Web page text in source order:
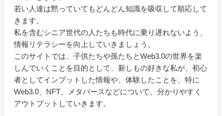
若い人達は黙っていてもどんどん知識を吸収して順応して
きます。
私を含むシニア世代の人たちも時代に乗り遅れないよう、
情報リテラシーを向上していきましょう。
このサイトでは、子供たちや孫たちとWeb3.0の世界を楽
しんでいくことを目的として、新しもの好きな私が、初心
者としてインプットした情報や、体験したことを、特に
Web3.0、NFT、メタバースなどについて、分かりやすく
アウトプットしていきます。